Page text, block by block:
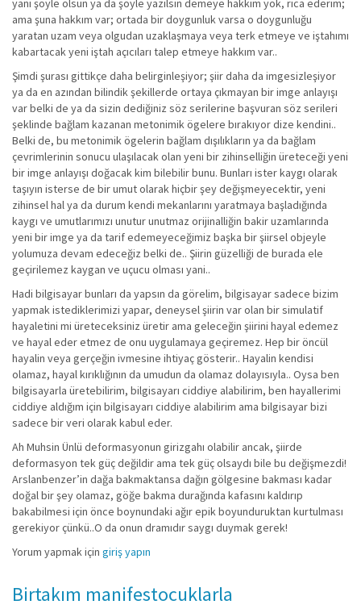
yani şöyle olsun ya da şöyle yazılsın demeye hakkım yok, rica ederim;
ama şuna hakkım var; ortada bir doygunluk varsa o doygunluğu
yaratan uzam veya olgudan uzaklaşmaya veya terk etmeye ve iştahımı
kabartacak yeni iştah açıcıları talep etmeye hakkım var..
Şimdi şurası gittikçe daha belirginleşiyor; şiir daha da imgesizleşiyor
ya da en azından bilindik şekillerde ortaya çıkmayan bir imge anlayışı
var belki de ya da sizin dediğiniz söz serilerine başvuran söz serileri
şeklinde bağlam kazanan metonimik ögelere bırakıyor dize kendini..
Belki de, bu metonimik ögelerin bağlam dışılıkların ya da bağlam
çevrimlerinin sonucu ulaşılacak olan yeni bir zihinselliğin üreteceği yeni
bir imge anlayışı doğacak kim bilebilir bunu. Bunları ister kaygı olarak
taşıyın isterse de bir umut olarak hiçbir şey değişmeyecektir, yeni
zihinsel hal ya da durum kendi mekanlarını yaratmaya başladığında
kaygı ve umutlarımızı unutur unutmaz orijinalliğin bakir uzamlarında
yeni bir imge ya da tarif edemeyeceğimiz başka bir şiirsel objeyle
yolumuza devam edeceğiz belki de.. Şiirin güzelliği de burada ele
geçirilemez kaygan ve uçucu olması yani..
Hadi bilgisayar bunları da yapsın da görelim, bilgisayar sadece bizim
yapmak istediklerimizi yapar, deneysel şiirin var olan bir simulatif
hayaletini mi üreteceksiniz üretir ama geleceğin şiirini hayal edemez
ve hayal eder etmez de onu uygulamaya geçiremez. Hep bir öncül
hayalin veya gerçeğin ivmesine ihtiyaç gösterir.. Hayalin kendisi
olamaz, hayal kırıklığının da umudun da olamaz dolayısıyla.. Oysa ben
bilgisayarla üretebilirim, bilgisayarı ciddiye alabilirim, ben hayallerimi
ciddiye aldığım için bilgisayarı ciddiye alabilirim ama bilgisayar bizi
sadece bir veri olarak kabul eder.
Ah Muhsin Ünlü deformasyonun girizgahı olabilir ancak, şiirde
deformasyon tek güç değildir ama tek güç olsaydı bile bu değişmezdi!
Arslanbenzer’in dağa bakmaktansa dağın gölgesine bakması kadar
doğal bir şey olamaz, göğe bakma durağında kafasını kaldırıp
bakabilmesi için önce boynundaki ağır epik boyunduruktan kurtulması
gerekiyor çünkü..O da onun dramıdır saygı duymak gerek!
Yorum yapmak için giriş yapın
Birtakım manifestocuklarla